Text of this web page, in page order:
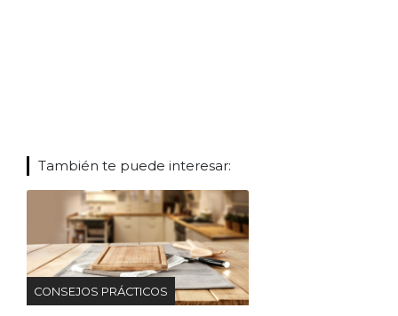
También te puede interesar:
CONSEJOS PRÁCTICOS